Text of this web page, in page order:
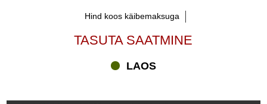
Hind koos käibemaksuga
TASUTA SAATMINE
LAOS